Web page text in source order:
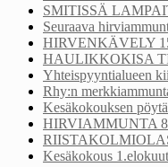
SMITISSÄ
Seuraava
HIRVENKÄVELY
HAULIKKOKISA
Yhteispyyntialueen
Rhy:n
Kesäkokouksen
HIRVIAMMUNTA
Kesäkokous